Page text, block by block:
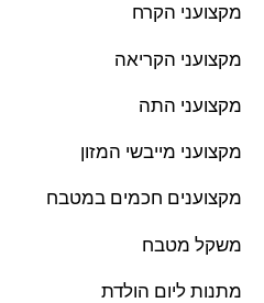
מקצועני הקרח
מקצועני הקריאה
מקצועני התה
מקצועני מייבשי המזון
מקצוענים חכמים במטבח
משקל מטבח
מתנות ליום הולדת